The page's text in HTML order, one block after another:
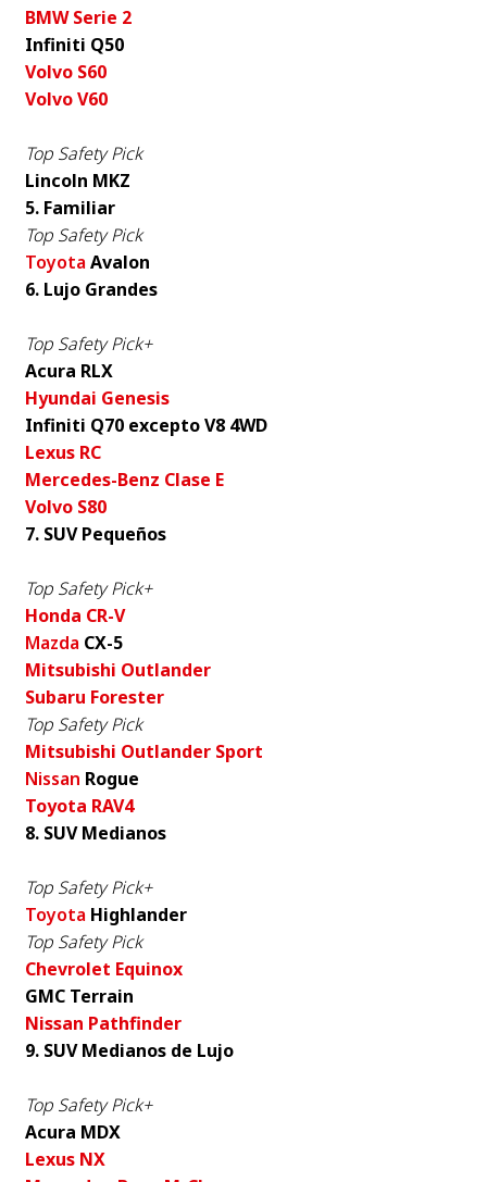
BMW Serie 2
Infiniti Q50
Volvo S60
Volvo V60
Top Safety Pick
Lincoln MKZ
5. Familiar
Top Safety Pick
Toyota Avalon
6. Lujo Grandes
Top Safety Pick+
Acura RLX
Hyundai Genesis
Infiniti Q70 excepto V8 4WD
Lexus RC
Mercedes-Benz Clase E
Volvo S80
7. SUV Pequeños
Top Safety Pick+
Honda CR-V
Mazda CX-5
Mitsubishi Outlander
Subaru Forester
Top Safety Pick
Mitsubishi Outlander Sport
Nissan Rogue
Toyota RAV4
8. SUV Medianos
Top Safety Pick+
Toyota Highlander
Top Safety Pick
Chevrolet Equinox
GMC Terrain
Nissan Pathfinder
9. SUV Medianos de Lujo
Top Safety Pick+
Acura MDX
Lexus NX